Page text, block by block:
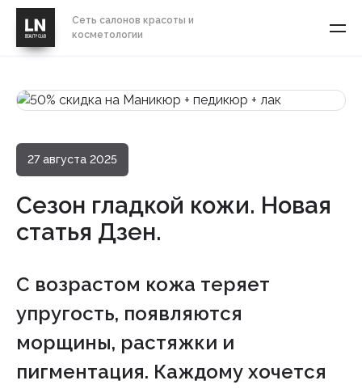
Сеть салонов красоты и
косметологии
27 августа 2025
Сезон гладкой кожи. Новая
статья Дзен.
С возрастом кожа теряет
упругость, появляются
морщины, растяжки и
пигментация. Каждому хочется